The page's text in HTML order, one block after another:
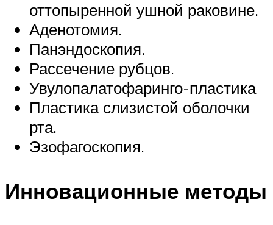
оттопыренной ушной раковине.
Аденотомия.
Панэндоскопия.
Рассечение рубцов.
Увулопалатофаринго-пластика
Пластика слизистой оболочки
рта.
Эзофагоскопия.
Инновационные методы